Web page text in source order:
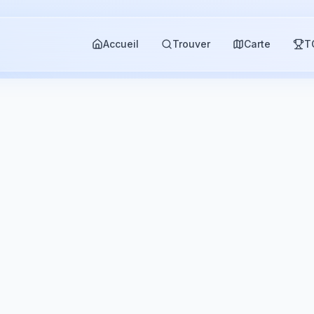
Accueil Trouver Carte